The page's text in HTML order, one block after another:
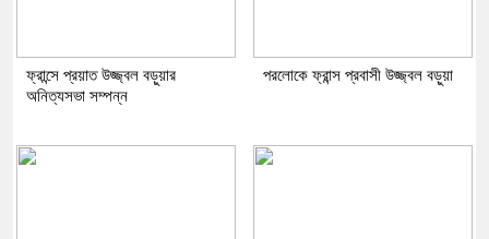
ফ্রান্সে প্রয়াত উজ্জ্বল বড়ুয়ার
অনিত্যসভা সম্পন্ন
পরলোকে ফ্রান্স প্রবাসী উজ্জ্বল বড়ুয়া